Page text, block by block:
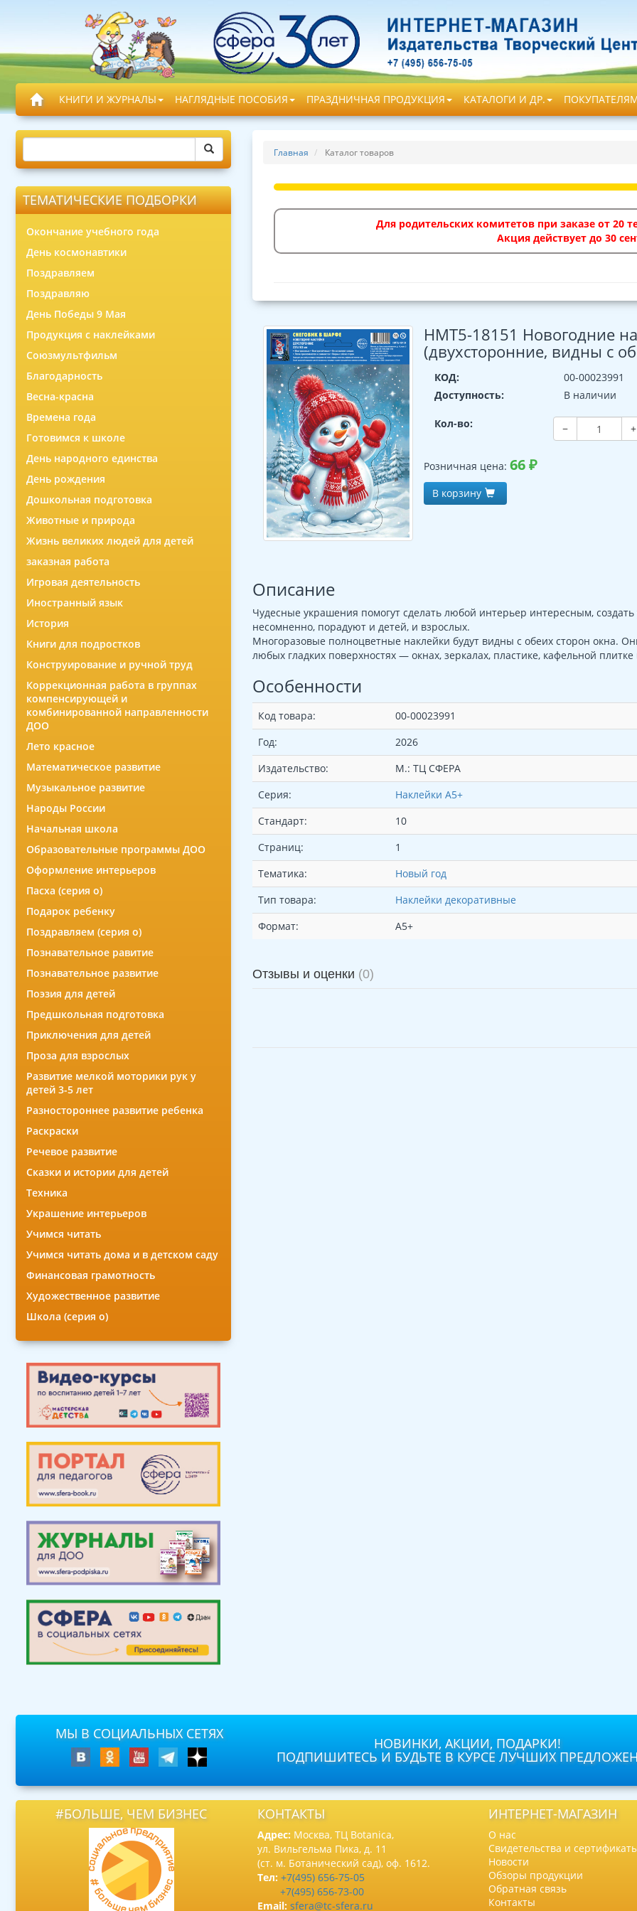
КНИГИ И ЖУРНАЛЫ НАГЛЯДНЫЕ ПОСОБИЯ ПРАЗДНИЧНАЯ ПРОДУКЦИЯ КАТАЛОГИ И ДР.
ТЕМАТИЧЕСКИЕ ПОДБОРКИ
Окончание учебного года
День космонавтики
Поздравляем
Поздравляю
День Победы 9 Мая
Продукция с наклейками
Союзмультфильм
Благодарность
Весна-красна
Времена года
Готовимся к школе
День народного единства
День рождения
Дошкольная подготовка
Животные и природа
Жизнь великих людей для детей
заказная работа
Игровая деятельность
Иностранный язык
История
Книги для подростков
Конструирование и ручной труд
Коррекционная работа в группах
компенсирующей и
комбинированной направленности
ДОО
Лето красное
Математическое развитие
Музыкальное развитие
Народы России
Начальная школа
Образовательные программы ДОО
Оформление интерьеров
Пасха (серия о)
Подарок ребенку
Поздравляем (серия о)
Познавательное равитие
Познавательное развитие
Поэзия для детей
Предшкольная подготовка
Приключения для детей
Проза для взрослых
Развитие мелкой моторики рук у
детей 3-5 лет
Разностороннее развитие ребенка
Раскраски
Речевое развитие
Сказки и истории для детей
Техника
Украшение интерьеров
Учимся читать
Учимся читать дома и в детском саду
Финансовая грамотность
Художественное развитие
Школа (серия о)
Главная Каталог товаров
Для родительских комитетов при заказе от 20
Акция действует до 30
НМТ5-18151 Новогодние
(двухсторонние, видны с
КОД:
00-00023991
Доступность:
В наличии
Кол-во: − +
Розничная цена:66₽
В корзину
Описание
Чудесные украшения помогут сделать любой интерьер интересным,
несомненно, порадуют и детей, и взрослых.
Многоразовые полноцветные наклейки будут видны с обеих сторон окна.
любых гладких поверхностях — окнах, зеркалах, пластике, кафельной плитке
Особенности
Код товара:
00-00023991
Год:
2026
Издательство:
М.: ТЦ СФЕРА
Серия:
Наклейки А5+
Стандарт:
10
Страниц:
1
Тематика:
Новый год
Тип товара:
Наклейки декоративные
Формат:
А5+
Отзывы и оценки (0)
МЫ В СОЦИАЛЬНЫХ СЕТЯХ
НОВИНКИ, АКЦИИ, ПОДАРКИ!
ПОДПИШИТЕСЬ И БУДЬТЕ В КУРСЕ ЛУЧШИХ
#БОЛЬШЕ, ЧЕМ БИЗНЕС КОНТАКТЫ
Адрес: Москва, ТЦ Botanica,
ул. Вильгельма Пика, д. 11
(ст. м. Ботанический сад), оф. 1612.
Тел: +7(495) 656-75-05
+7(495) 656-73-00
Email: sfera@tc-sfera.ru
ИНТЕРНЕТ-МАГАЗИН
О нас
Свидетельства и
Новости
Обзоры продукции
Обратная связь
Контакты